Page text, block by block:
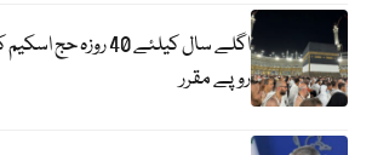
روپے مقرر